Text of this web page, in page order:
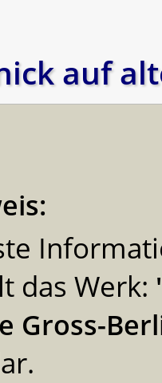
auf
das Werk:
Gross-